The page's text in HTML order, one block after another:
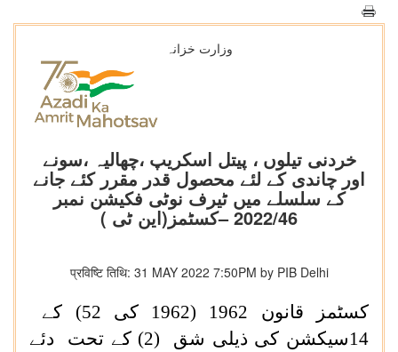
وزارت خزانہ
خردنی تیلوں ، پیتل اسکریپ ،چھالیہ ،سونے
اور چاندی کے لئے محصول قدر مقرر کئے جانے
کے سلسلے میں ٹیرف نوٹی فکیشن نمبر
2022/46 –کسٹمز(این ٹی )
प्रविष्टि तिथि: 31 MAY 2022 7:50PM by PIB Delhi
کسٹمز قانون 1962 (1962 کی 52) کے
14سیکشن کی ذیلی شق (2) کے تحت دئے